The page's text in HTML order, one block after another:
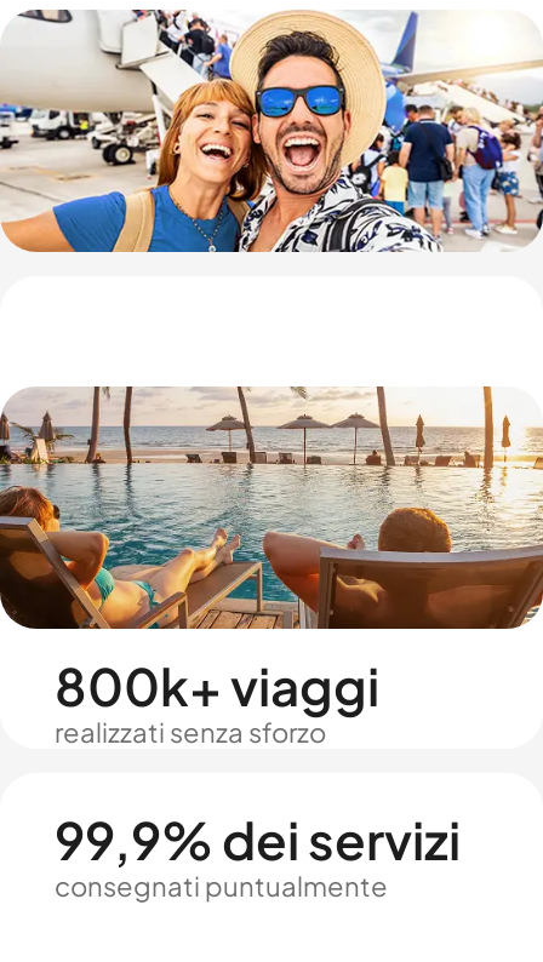
800k+ viaggi
realizzati senza sforzo
99,9% dei servizi
consegnati puntualmente